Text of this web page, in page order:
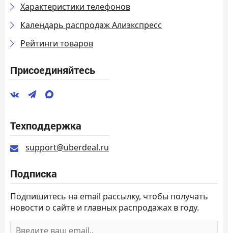
Характеристики телефонов
Календарь распродаж Алиэкспресс
Рейтинги товаров
Присоединяйтесь
Техподдержка
support@uberdeal.ru
Подписка
Подпишитесь на email рассылку, чтобы получать
новости о сайте и главных распродажах в году.